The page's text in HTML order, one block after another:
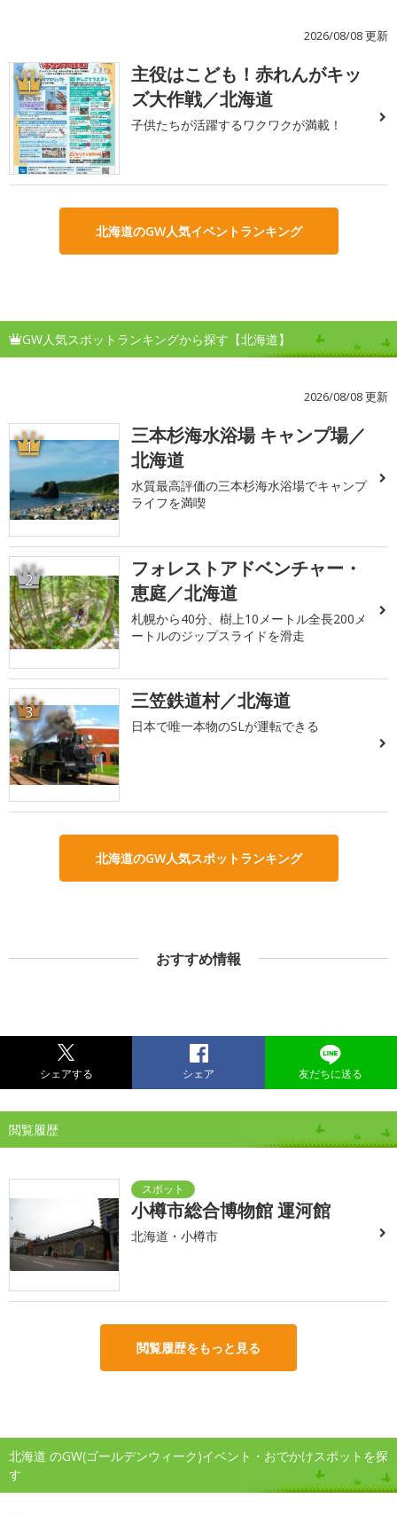
2026/08/08 更新
1
主役はこども！赤れんがキッ
ズ大作戦／北海道
子供たちが活躍するワクワクが満載！
北海道のGW人気イベントランキング
GW人気スポットランキングから探す【北海道】
2026/08/08 更新
1
三本杉海水浴場 キャンプ場／
北海道
水質最高評価の三本杉海水浴場でキャンプ
ライフを満喫
2
フォレストアドベンチャー・
恵庭／北海道
札幌から40分、樹上10メートル全長200メ
ートルのジップスライドを滑走
3 三笠鉄道村／北海道
日本で唯一本物のSLが運転できる
北海道のGW人気スポットランキング
おすすめ情報
シェアする シェア 友だちに送る
閲覧履歴
小樽市総合博物館 運河館
北海道・小樽市
閲覧履歴をもっと見る
北海道 のGW(ゴールデンウィーク)イベント・おでかけスポットを探
す